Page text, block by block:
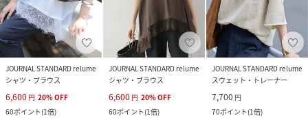
JOURNAL STANDARD relume
シャツ・ブラウス
6,600 円 20%OFF
60ポイント(1倍)
JOURNAL STANDARD relume
シャツ・ブラウス
6,600 円 20%OFF
60ポイント(1倍)
JOURNAL STANDARD relume
スウェット・トレーナー
7,700 円
70ポイント(1倍)